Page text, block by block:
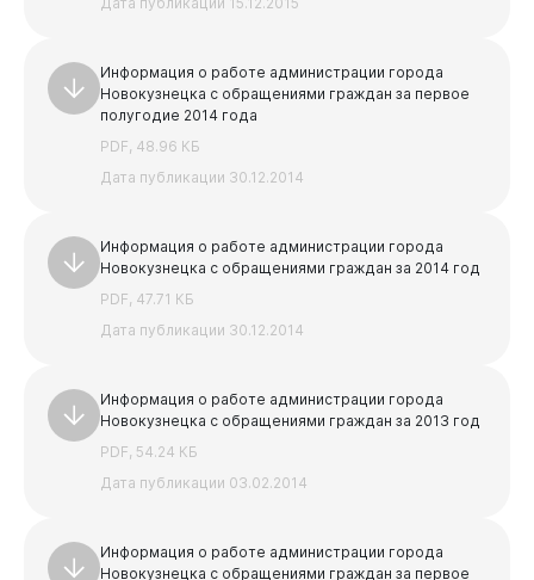
Документы
Виртуальнаяприемная
Информация о работе администрации города
Новокузнецка с обращениями граждан за первое
полугодие 2014 года
PDF, 48.96 КБ
Дата публикации 30.12.2014
Информация о работе администрации города
Новокузнецка с обращениями граждан за 2014 год
PDF, 47.71 КБ
Дата публикации 30.12.2014
Информация о работе администрации города
Новокузнецка с обращениями граждан за 2013 год
PDF, 54.24 КБ
Дата публикации 03.02.2014
Информация о работе администрации города
Новокузнецка с обращениями граждан за первое